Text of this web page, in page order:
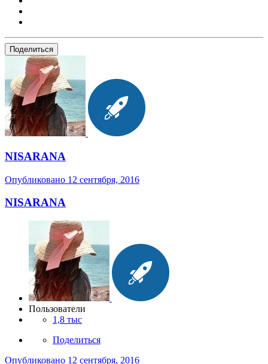
Поделиться
NISARANA
Опубликовано 12 сентября, 2016
NISARANA
Пользователи
1,8 тыс
Поделиться
Опубликовано 12 сентября, 2016